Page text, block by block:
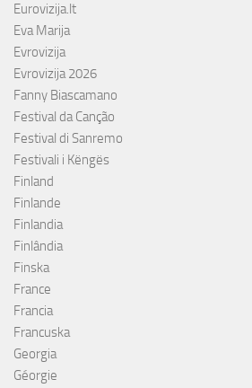
Eurovizija.lt
Eva Marija
Evrovizija
Evrovizija 2026
Fanny Biascamano
Festival da Canção
Festival di Sanremo
Festivali i Këngës
Finland
Finlande
Finlandia
Finlândia
Finska
France
Francia
Francuska
Georgia
Géorgie